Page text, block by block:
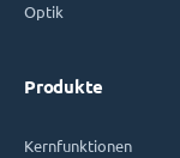
Optik
Produkte
Kernfunktionen